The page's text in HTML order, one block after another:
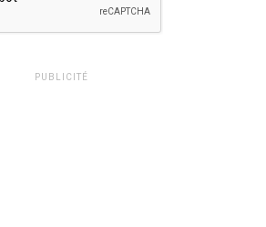
PUBLICITÉ